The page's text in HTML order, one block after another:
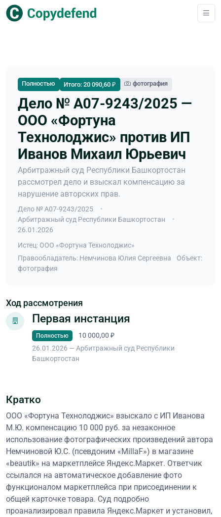
Полностью Итого: 20 090,60 ₽ фотография
Дело № А07-9243/2025 —
ООО «Фортуна
Технолоджис» против ИП
Иванов Михаил Юрьевич
Арбитражный суд Республики Башкортостан
рассмотрел дело и взыскал компенсацию за
нарушение авторских прав.
Дело № А07-9243/2025
Арбитражный суд Республики Башкортостан
26.01.2026
Истец: ООО «Фортуна Технолоджис»
Правообладатель: Немчинова Юлия Сергеевна
Объект:
фотография
Ход рассмотрения
Первая инстанция
Полностью
10 000,00 ₽
26.01.2026 — Арбитражный суд Республики
Башкортостан
Кратко
ООО «Фортуна Технолоджис» взыскало с ИП Иванова
М.Ю. компенсацию 10 000 руб. за незаконное
использование фотографических произведений автора
Немчиновой Ю.С. (псевдоним «MillaF») в магазине
«beautik» на маркетплейсе Яндекс.Маркет. Ответчик
ссылался на автоматическое добавление фото
функционалом маркетплейса при присоединении к
общей карточке товара. Суд подробно
проанализировал правила Яндекс.Маркет и установил,